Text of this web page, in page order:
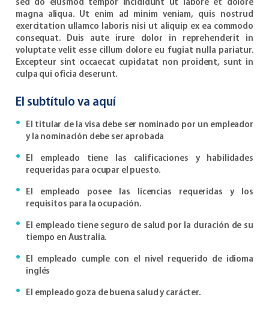
sed do eiusmod tempor incididunt ut labore et dolore
magna aliqua. Ut enim ad minim veniam, quis nostrud
exercitation ullamco laboris nisi ut aliquip ex ea commodo
consequat. Duis aute irure dolor in reprehenderit in
voluptate velit esse cillum dolore eu fugiat nulla pariatur.
Excepteur sint occaecat cupidatat non proident, sunt in
culpa qui oficia deserunt.
El subtítulo va aquí
El titular de la visa debe ser nominado por un empleador
y la nominación debe ser aprobada
El empleado tiene las calificaciones y habilidades
requeridas para ocupar el puesto.
El empleado posee las licencias requeridas y los
requisitos para la ocupación.
El empleado tiene seguro de salud por la duración de su
tiempo en Australia.
El empleado cumple con el nivel requerido de idioma
inglés
El empleado goza de buena salud y carácter.